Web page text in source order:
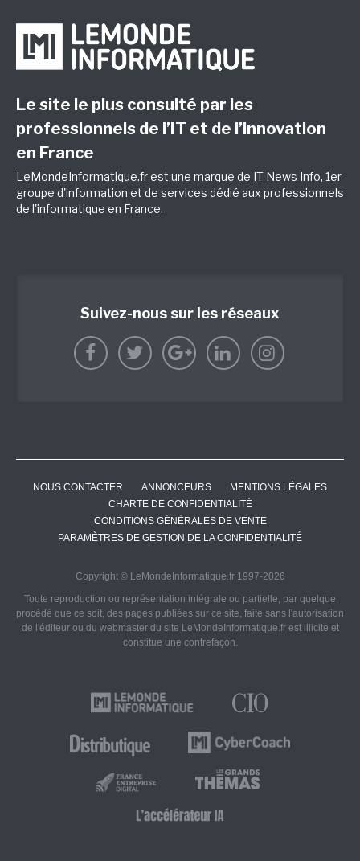
Le site le plus consulté par les
professionnels de l’IT et de l’innovation
en France
LeMondeInformatique.fr est une marque de IT News Info, 1er
groupe d'information et de services dédié aux professionnels
de l'informatique en France.
Suivez-nous sur les réseaux
NOUS CONTACTER ANNONCEURS
MENTIONS LÉGALES
CHARTE DE CONFIDENTIALITÉ
CONDITIONS GÉNÉRALES DE VENTE
PARAMÈTRES DE GESTION DE LA CONFIDENTIALITÉ
Copyright © LeMondeInformatique.fr 1997-2026
Toute reproduction ou représentation intégrale ou partielle, par quelque
procédé que ce soit, des pages publiées sur ce site, faite sans l'autorisation
de l'éditeur ou du webmaster du site LeMondeInformatique.fr est illicite et
constitue une contrefaçon.